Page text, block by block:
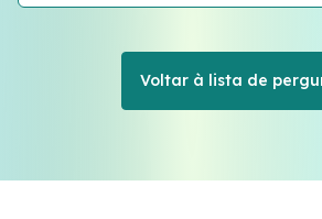
Voltar à lista de